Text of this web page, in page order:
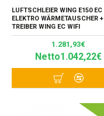
LUFTSCHLEIER WING E150 EC
ELEKTRO WÄRMETAUSCHER +
TREIBER WING EC WIFI
1.281,93€
Netto1.042,22€